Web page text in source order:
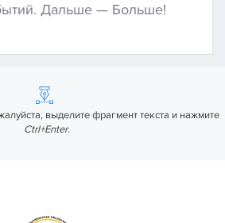
Дальше — Больше!
выделите фрагмент текста и нажмите
Ctrl+Enter.